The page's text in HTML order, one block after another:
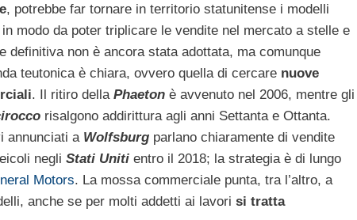
, potrebbe far tornare in territorio statunitense i modelli
modo da poter triplicare le vendite nel mercato a stelle e
definitiva non è ancora stata adottata, ma comunque
teutonica è chiara, ovvero quella di cercare nuove
. Il ritiro della Phaetonè avvenuto nel 2006, mentre gli
risalgono addirittura agli anni Settanta e Ottanta.
annunciati a Wolfsburgparlano chiaramente di vendite
negli Stati Unitientro il 2018; la strategia è di lungo
Motors. La mossa commerciale punta, tra l’altro, a
anche se per molti addetti ai lavori si tratta